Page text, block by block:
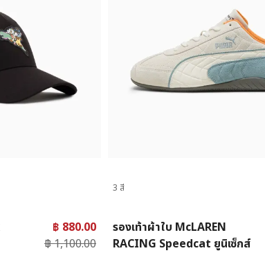
฿ 880.00
฿ 1,100.00
3 สี
รองเท้าผ้าใบ McLAREN
RACING Speedcat ยูนิเซ็กส์